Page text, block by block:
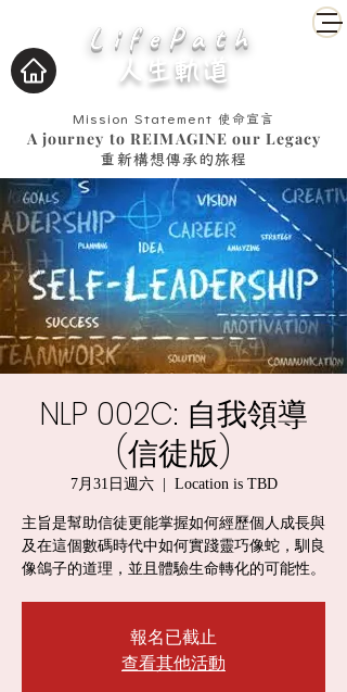
LifePath
人生軌道
A journey to REIMAGINE our Legacy
重新構想傳承的旅程
Mission Statement 使命宣言
NLP 002C: 自我領導
(信徒版)
7月31日週六
  |
Location is TBD
主旨是幫助信徒更能掌握如何經歷個人成長與
及在這個數碼時代中如何實踐靈巧像蛇，馴良
報名已截止
查看其他活動